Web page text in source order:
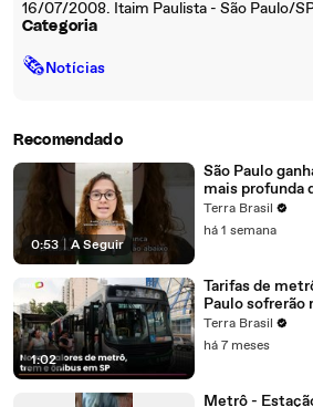
16/07/2008. Itaim Paulista - São Paulo/
Categoria
🗞Notícias
Recomendado
0:53 A Seguir
São Paulo
mais profunda
#shorts
Terra Brasil
há 1 semana
1:02
Tarifas de
Paulo sofrerão
Terra Brasil
há 7 meses
Metrô -